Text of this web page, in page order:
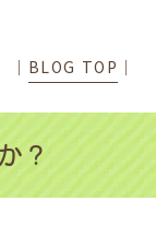
│ BLOG TOP │
？